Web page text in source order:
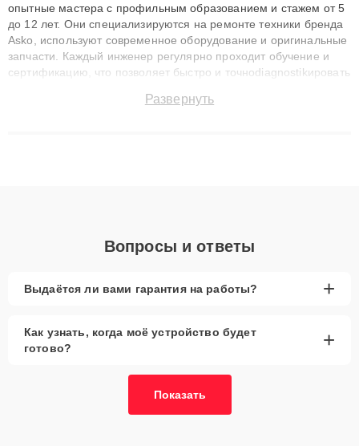
опытные мастера с профильным образованием и стажем от 5
до 12 лет. Они специализируются на ремонте техники бренда
Asko, используют современное оборудование и оригинальные
запчасти. Каждый инженер регулярно проходит обучение и
сертификацию, что позволяет быстро и точноdiagnostikировать
до 3 лет. Наши мастера решают сложные случаи: от замены
Развернуть
Вопросы и ответы
Выдаётся ли вами гарантия на работы? +
Как узнать, когда моё устройство будет
готово?
+
Показать